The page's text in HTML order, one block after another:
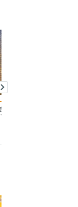
ない
も話し
す！